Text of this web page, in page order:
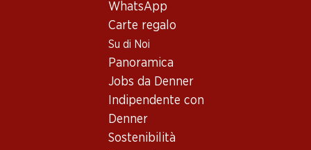
WhatsApp
Carte regalo
Su di Noi
Panoramica
Jobs da Denner
Indipendente con
Denner
Sostenibilità
Buono a sapersi
Maturità di beva